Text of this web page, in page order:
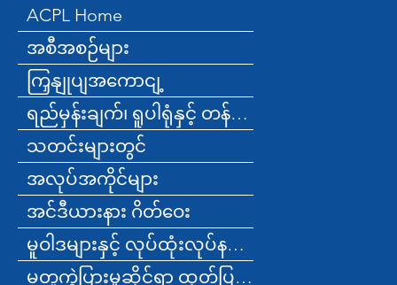
ACPL Home
အစီအစဉ်များ
ကြှနျုပျအကောငျ့
ရည်မှန်းချက်၊ ရူပါရုံနှင့် တန်ဖိုးများ
သတင်းများတွင်
အလုပ်အကိုင်များ
အင်ဒီယားနား ဂိတ်ဝေး
မူဝါဒများနှင့် လုပ်ထုံးလုပ်နည်းများ
မတူကွဲပြားမှုဆိုင်ရာ ထုတ်ပြန်ချက်